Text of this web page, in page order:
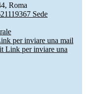
Roma
Sede
per inviare una mail
Link per inviare una